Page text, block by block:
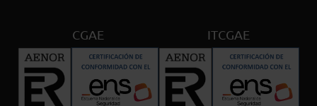
CGAE ITCGAE